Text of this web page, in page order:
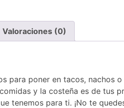
Valoraciones (0)
para poner en tacos, nachos
y la costeña es de tus
tenemos para ti. ¡No te